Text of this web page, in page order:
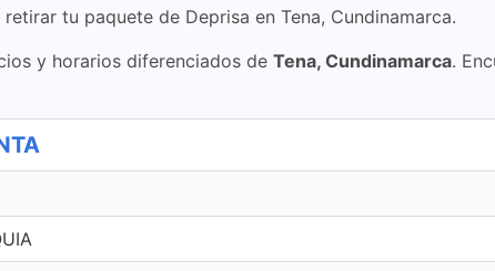
retirar tu paquete de Deprisa en Tena, Cundinamarca.
y horarios diferenciados de Tena, Cundinamarca.